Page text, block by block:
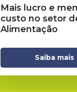
Mais lucro e
custo no setor
Alimentação
Saiba mais